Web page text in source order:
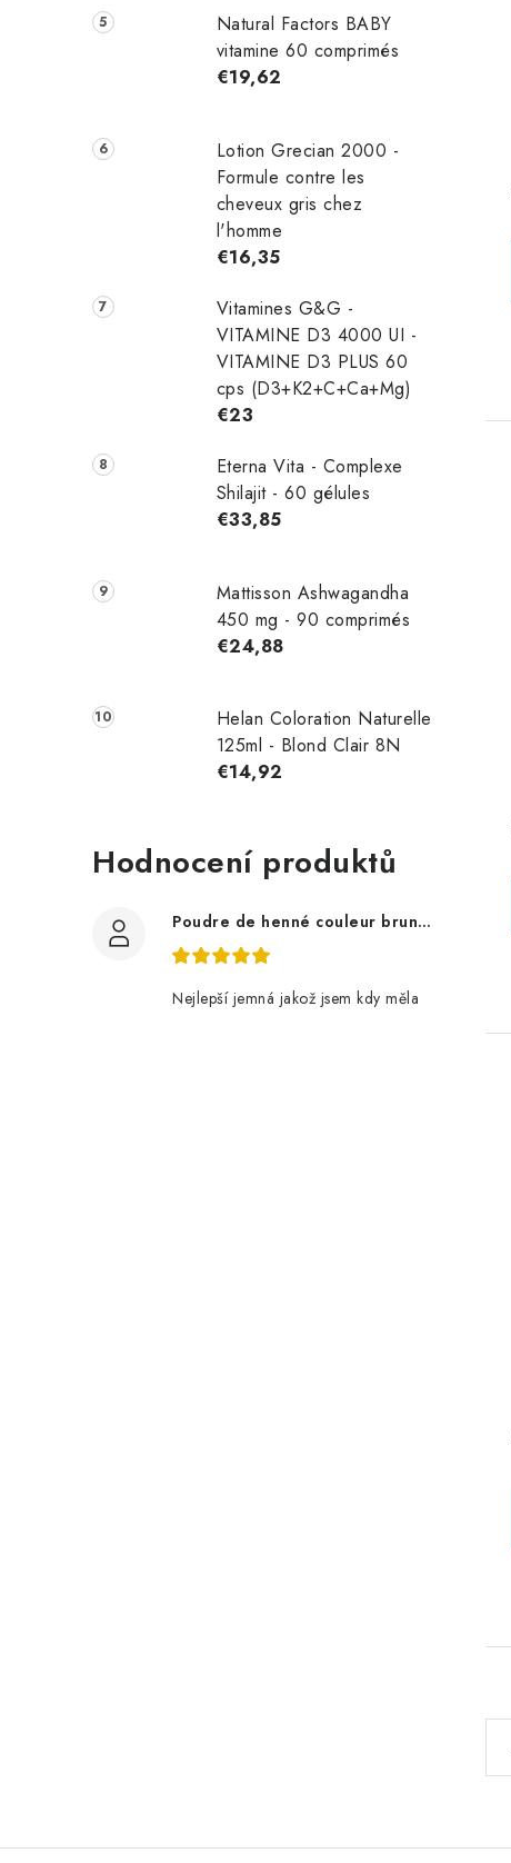
Natural Factors BABY
vitamine 60 comprimés
€19,62
Lotion Grecian 2000 -
Formule contre les
cheveux gris chez
l'homme
€16,35
Vitamines G&G -
VITAMINE D3 4000 UI -
VITAMINE D3 PLUS 60
cps (D3+K2+C+Ca+Mg)
€23
Eterna Vita - Complexe
Shilajit - 60 gélules
€33,85
Mattisson Ashwagandha
450 mg - 90 comprimés
€24,88
Helan Coloration Naturelle
125ml - Blond Clair 8N
€14,92
Hodnocení produktů
Poudre de henné couleur brun 100 g
Nejlepší jemná jakož jsem kdy měla
C
o
t